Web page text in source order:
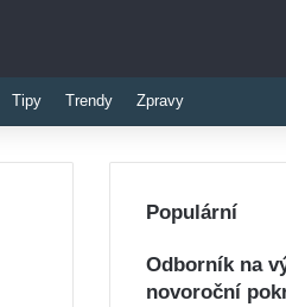
Tipy Trendy Zpravy
Populární
Odborník na
novoroční